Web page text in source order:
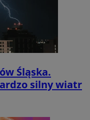
Śląska.
silny wiatr